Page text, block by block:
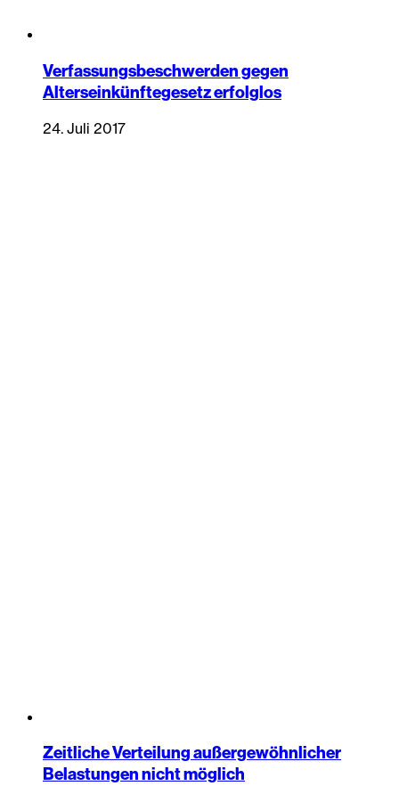
Verfassungsbeschwerden gegen
Alterseinkünftegesetz erfolglos
24. Juli 2017
Zeitliche Verteilung außergewöhnlicher
Belastungen nicht möglich